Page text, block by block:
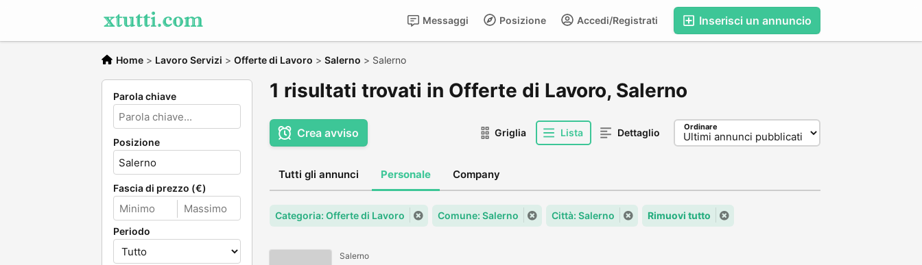
Inserisci un annuncio
Accedi/Registrati
Posizione
Messaggi
Home > Lavoro Servizi > Offerte di Lavoro > Salerno > Salerno
Parola chiave
Posizione
Fascia di prezzo (€)
Periodo
1 risultati trovati in Offerte di Lavoro, Salerno
Crea avviso Griglia Lista Dettaglio Ordinare
Tutti gli annunci Personale Company
Categoria: Offerte di Lavoro Comune: Salerno Città: Salerno Rimuovi tutto
Salerno